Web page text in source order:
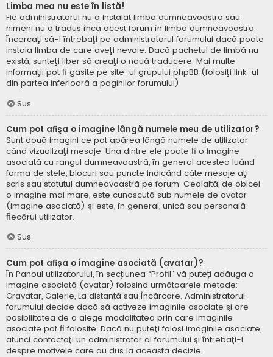
Limba mea nu este în listă!
Fie administratorul nu a instalat limba dumneavoastră sau
nimeni nu a tradus încă acest forum în limba dumneavoastră.
Încercaţi să-l întrebaţi pe administratorul forumului dacă poate
instala limba de care aveţi nevoie. Dacă pachetul de limbă nu
există, sunteţi liber să creaţi o nouă traducere. Mai multe
informaţii pot fi gasite pe site-ul grupului phpBB (folosiţi link-ul
din partea inferioară a paginilor forumului)
Sus
Cum pot afişa o imagine lângă numele meu de utilizator?
Sunt două imagini ce pot apărea lângă numele de utilizator
când vizualizaţi mesaje. Una dintre ele poate fi o imagine
asociată cu rangul dumneavoastră, în general acestea luând
forma de stele, blocuri sau puncte indicând câte mesaje aţi
scris sau statutul dumneavoastră pe forum. Cealaltă, de obicei
o imagine mai mare, este cunoscută sub numele de avatar
(imagine asociată) şi este, în general, unică sau personală
fiecărui utilizator.
Sus
Cum pot afișa o imagine asociată (avatar)?
În Panoul utilizatorului, în secțiunea “Profil” vă puteți adăuga o
imagine asociată (avatar) folosind următoarele metode:
Gravatar, Galerie, La distanță sau Încărcare. Administratorul
forumului decide dacă să activeze imaginile asociate şi are
posibilitatea de a alege modalitatea prin care imaginile
asociate pot fi folosite. Dacă nu puteţi folosi imaginile asociate,
atunci contactaţi un administrator al forumului şi întrebaţi-l
despre motivele care au dus la această decizie.